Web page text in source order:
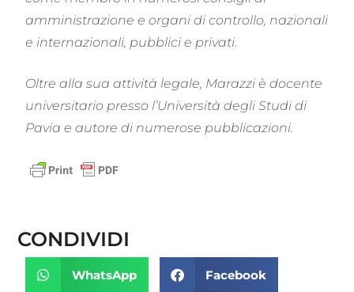
amministrazione e organi di controllo, nazionali
e internazionali, pubblici e privati.
Oltre alla sua attività legale, Marazzi è docente
universitario presso l’Università degli Studi di
Pavia e autore di numerose pubblicazioni.
CONDIVIDI
WhatsApp Facebook